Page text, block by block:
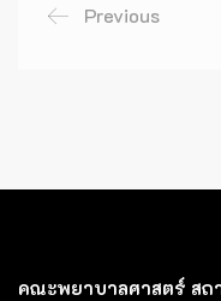
Previous
คณะพยาบาลศาสตร์ ส